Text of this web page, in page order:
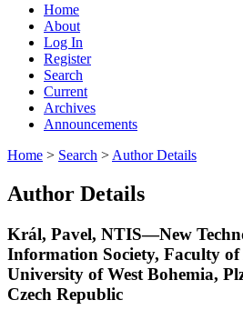
Home
About
Log In
Register
Search
Current
Archives
Announcements
Home > Search > Author Details
Author Details
Král, Pavel, NTIS—New
Information Society, Faculty of
University of West Bohemia,
Czech Republic